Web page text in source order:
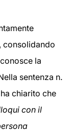
consolidando
la
sentenza n.
chiarito che
con il